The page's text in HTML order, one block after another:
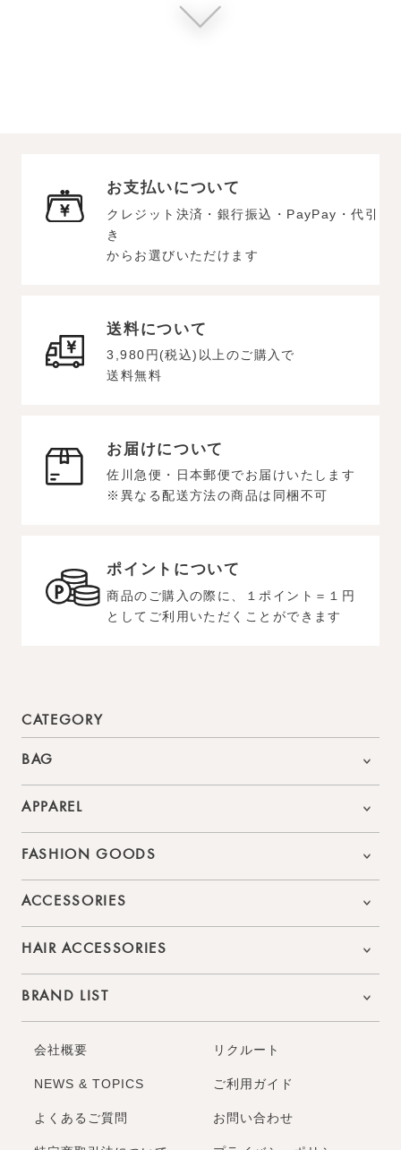
お支払いについて
クレジット決済・銀行振込・PayPay・代引
き
からお選びいただけます
送料について
3,980円(税込)以上のご購入で
送料無料
お届けについて
佐川急便・日本郵便でお届けいたします
※異なる配送方法の商品は同梱不可
ポイントについて
商品のご購入の際に、１ポイント＝１円
としてご利用いただくことができます
CATEGORY
BAG
APPAREL
FASHION GOODS
ACCESSORIES
HAIR ACCESSORIES
BRAND LIST
会社概要 リクルート
NEWS & TOPICS ご利用ガイド
よくあるご質問 お問い合わせ